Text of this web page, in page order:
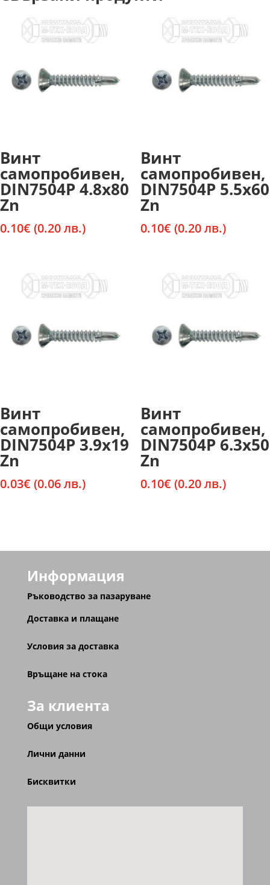
Винт
самопробивен,
DIN7504P 4.8х80
Zn
0.10€ (0.20 лв.)
Винт
самопробивен,
DIN7504P 5.5х60
Zn
0.10€ (0.20 лв.)
Винт
самопробивен,
DIN7504P 3.9х19
Zn
0.03€ (0.06 лв.)
Винт
самопробивен,
DIN7504P 6.3х50
Zn
0.10€ (0.20 лв.)
Информация
Ръководство за пазаруване
Доставка и плащане
Условия за доставка
Връщане на стока
За клиента
Общи условия
Лични данни
Бисквитки